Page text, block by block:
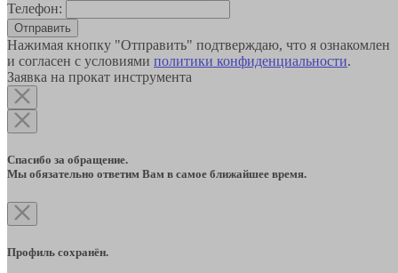
Телефон:
Отправить
Нажимая кнопку "Отправить" подтверждаю, что я ознакомлен
и согласен с условиями политики конфиденциальности.
Заявка на прокат инструмента
Спасибо за обращение.
Мы обязательно ответим Вам в самое ближайшее время.
Профиль сохранён.